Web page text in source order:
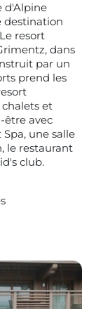
d'Alpine
destination
resort
dans
par un
prend les
et
être avec
une salle
le restaurant
club.